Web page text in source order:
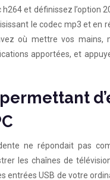
et définissez l’option
le codec mp3 et
où mettre vos mains,
apportées, et
ne répondait pas
les chaînes de
entrées USB de votre